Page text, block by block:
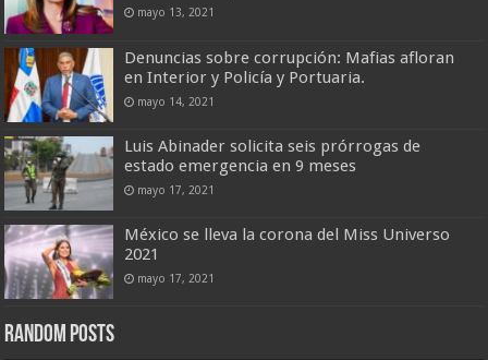
mayo 13, 2021
Denuncias sobre corrupción: Mafias afloran
en Interior y Policía y Portuaria.
mayo 14, 2021
Luis Abinader solicita seis prórrogas de
estado emergencia en 9 meses
mayo 17, 2021
México se lleva la corona del Miss Universo
2021
mayo 17, 2021
Random Posts